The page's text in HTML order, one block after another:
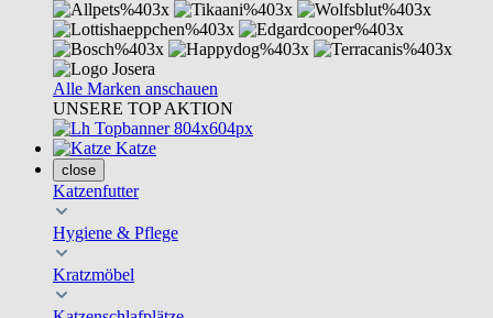
Alle Marken anschauen
UNSERE TOP AKTION
Katze
close
Katzenfutter
Hygiene & Pflege
Kratzmöbel